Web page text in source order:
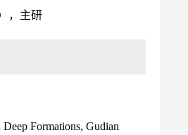
，主研
Formations, Gudian